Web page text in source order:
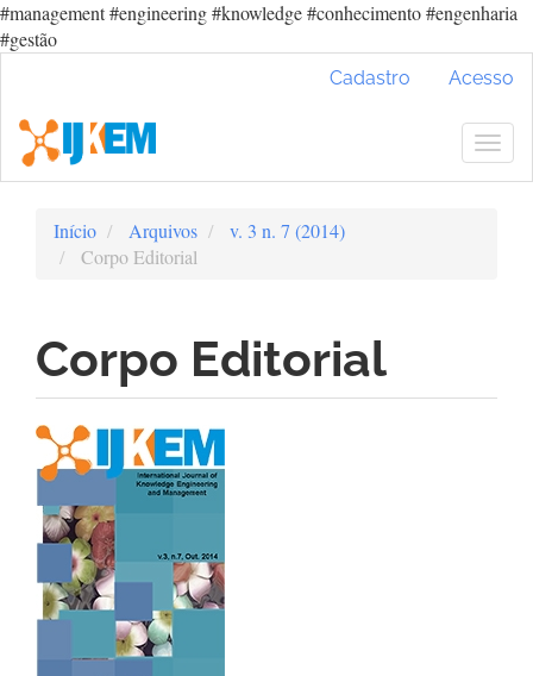
#management #engineering #knowledge #conhecimento #engenharia
#gestão
Conteúdo
principal
Barra
Cadastro Acesso
Início Arquivos
v. 3 n. 7 (2014)
Corpo Editorial
Corpo Editorial
Barra
lateral
de
artigos